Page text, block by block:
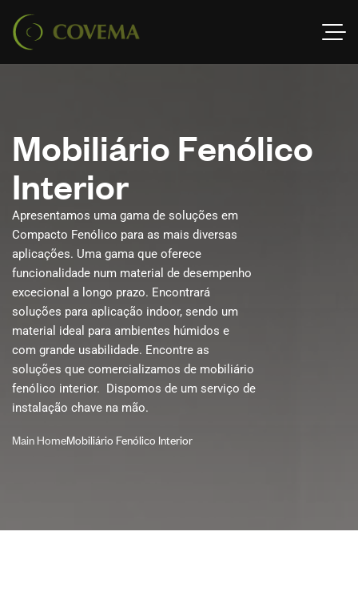
Mobiliário Fenólico
Interior
Apresentamos uma gama de soluções em
Compacto Fenólico para as mais diversas
aplicações. Uma gama que oferece
funcionalidade num material de desempenho
excecional a longo prazo. Encontrará
soluções para aplicação indoor, sendo um
material ideal para ambientes húmidos e
com grande usabilidade. Encontre as
soluções que comercializamos de mobiliário
fenólico interior. Dispomos de um serviço de
instalação chave na mão.
Main HomeMobiliário Fenólico Interior